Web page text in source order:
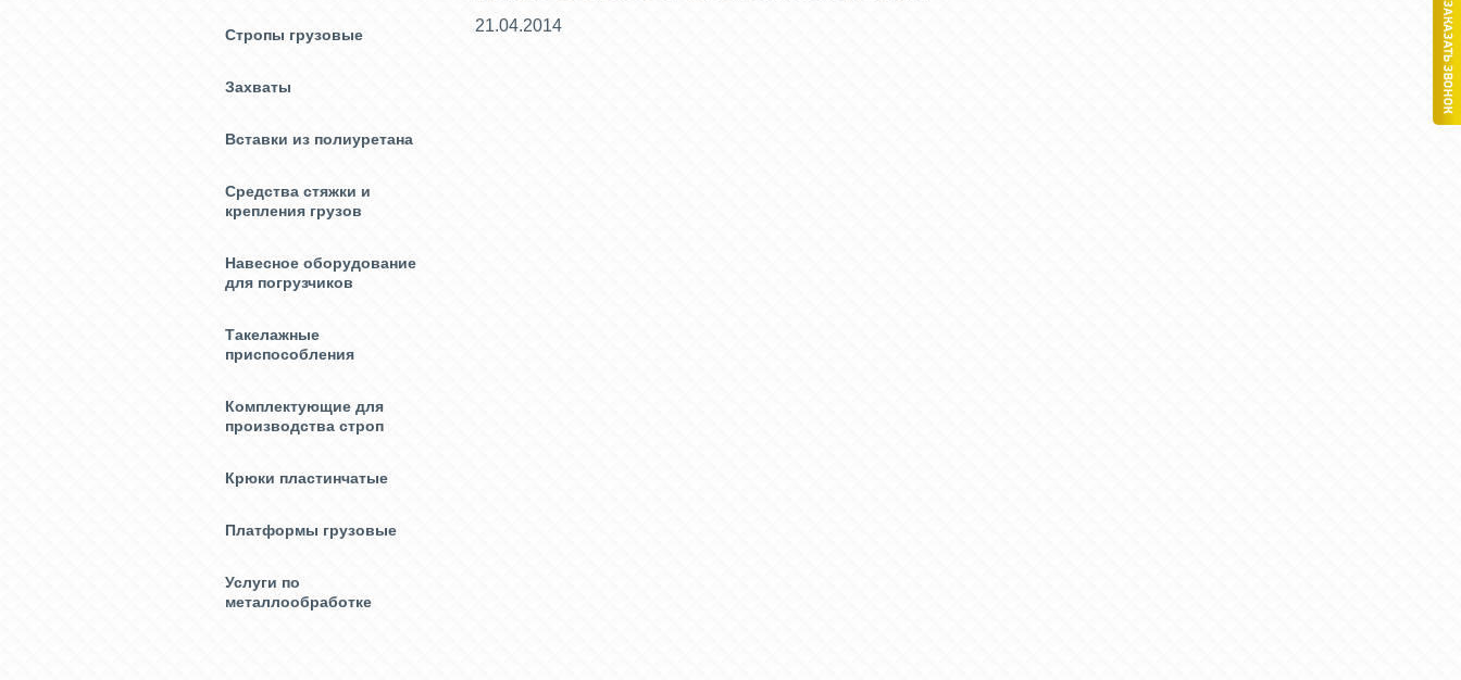
Стропы грузовые
Захваты
Вставки из полиуретана
Средства стяжки и
крепления грузов
Навесное оборудование
для погрузчиков
Такелажные
приспособления
Комплектующие для
производства строп
Крюки пластинчатые
Платформы грузовые
Услуги по
металлообработке
21.04.2014